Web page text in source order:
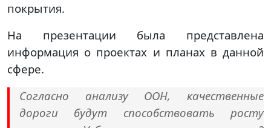
покрытия.
На презентации была представлена
информация о проектах и планах в данной
сфере.
Согласно анализу ООН, качественные
дороги будут способствовать росту